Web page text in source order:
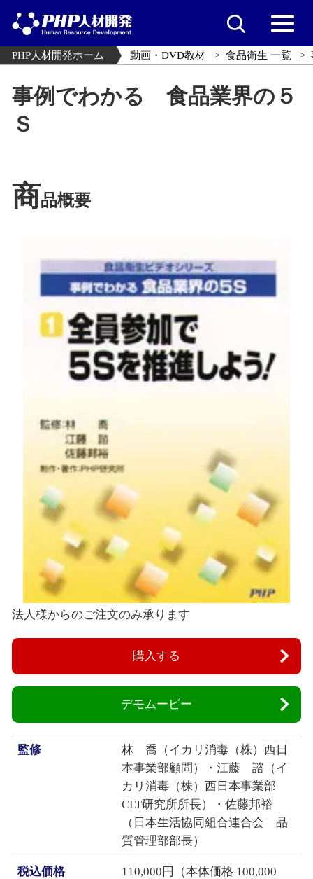
PHP人材開発ホーム 動画・DVD教材 食品衛生 一覧
事例でわかる 食品業界の５
Ｓ
商品概要
法人様からのご注文のみ承ります
購入する
デモムービー
監修
林 喬（イカリ消毒（株）西日
本事業部顧問）・江藤 諮（イ
カリ消毒（株）西日本事業部
CLT研究所所長）・佐藤邦裕
（日本生活協同組合連合会 品
質管理部部長）
税込価格
110,000円（本体価格 100,000